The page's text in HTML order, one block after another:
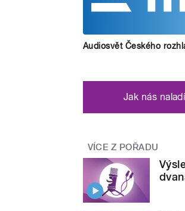
Audiosvět Českého
Jak nás
VÍCE Z POŘADU